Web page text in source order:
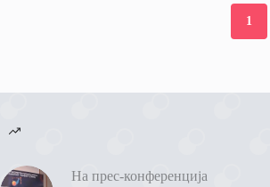
1
На прес-конференција